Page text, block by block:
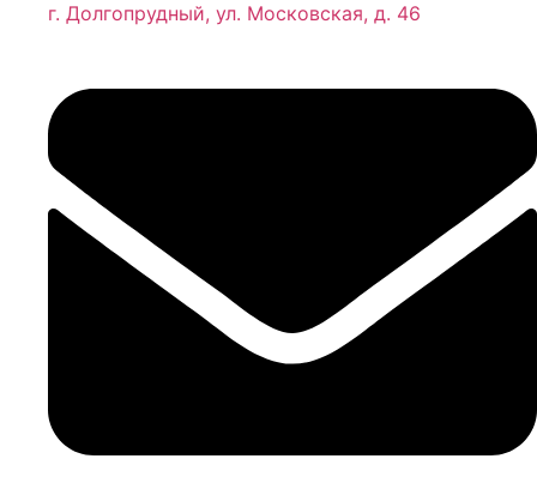
г. Долгопрудный, ул. Московская, д. 46